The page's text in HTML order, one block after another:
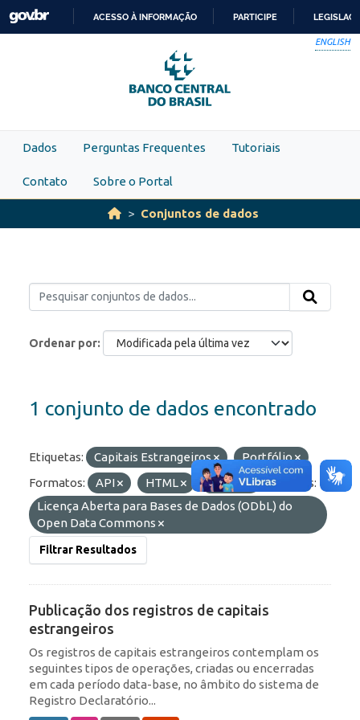
Skip to main content
PARA
O
CONTEÚDO
ACESSO À INFORMAÇÃO PARTICIPE
ENGLISH
Dados Perguntas Frequentes Tutoriais
Contato Sobre o Portal
Conjuntos de dados
Ordenar por
1 conjunto de dados encontrado
Etiquetas: Capitais Estrangeiros
Portfólio
Formatos:
API HTML OData
Licenças:
Licença Aberta para Bases de Dados (ODbL) do
Open Data Commons
Filtrar Resultados
Publicação dos registros de capitais
estrangeiros
Os registros de capitais estrangeiros contemplam os
seguintes tipos de operações, criadas ou encerradas
em cada período data-base, no âmbito do sistema de
Registro Declaratório...